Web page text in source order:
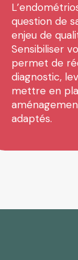
question de
enjeu de
Sensibiliser
permet de
diagnostic,
mettre en
adaptés.